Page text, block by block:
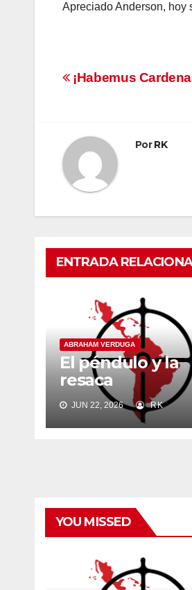
Apreciado Anderson, hoy
Navegación
entradas
¡Habemus
PorRK
ENTRADA
ABRAHAM VERDUGA
El péndulo y la
resaca
JUN 22, 2026 RK
YOU MISSED